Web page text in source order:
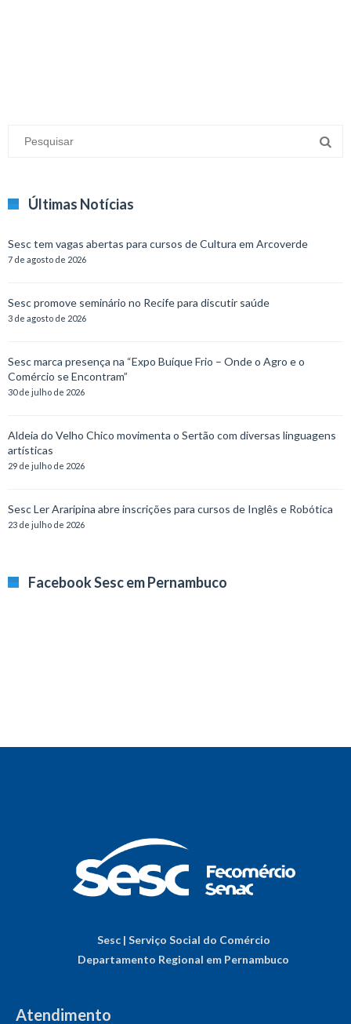
Últimas Notícias
Sesc tem vagas abertas para cursos de Cultura em Arcoverde
7 de agosto de 2026
Sesc promove seminário no Recife para discutir saúde
3 de agosto de 2026
Sesc marca presença na “Expo Buíque Frio – Onde o Agro e o
Comércio se Encontram”
30 de julho de 2026
Aldeia do Velho Chico movimenta o Sertão com diversas linguagens
artísticas
29 de julho de 2026
Sesc Ler Araripina abre inscrições para cursos de Inglês e Robótica
23 de julho de 2026
Facebook Sesc em Pernambuco
Sesc | Serviço Social do Comércio
Departamento Regional em Pernambuco
Atendimento